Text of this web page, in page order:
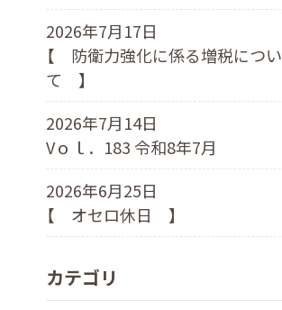
2026年7月17日
【 防衛力強化に係る増税につい
て 】
2026年7月14日
Vｏｌ．183 令和8年7月
2026年6月25日
【 オセロ休日 】
カテゴリ